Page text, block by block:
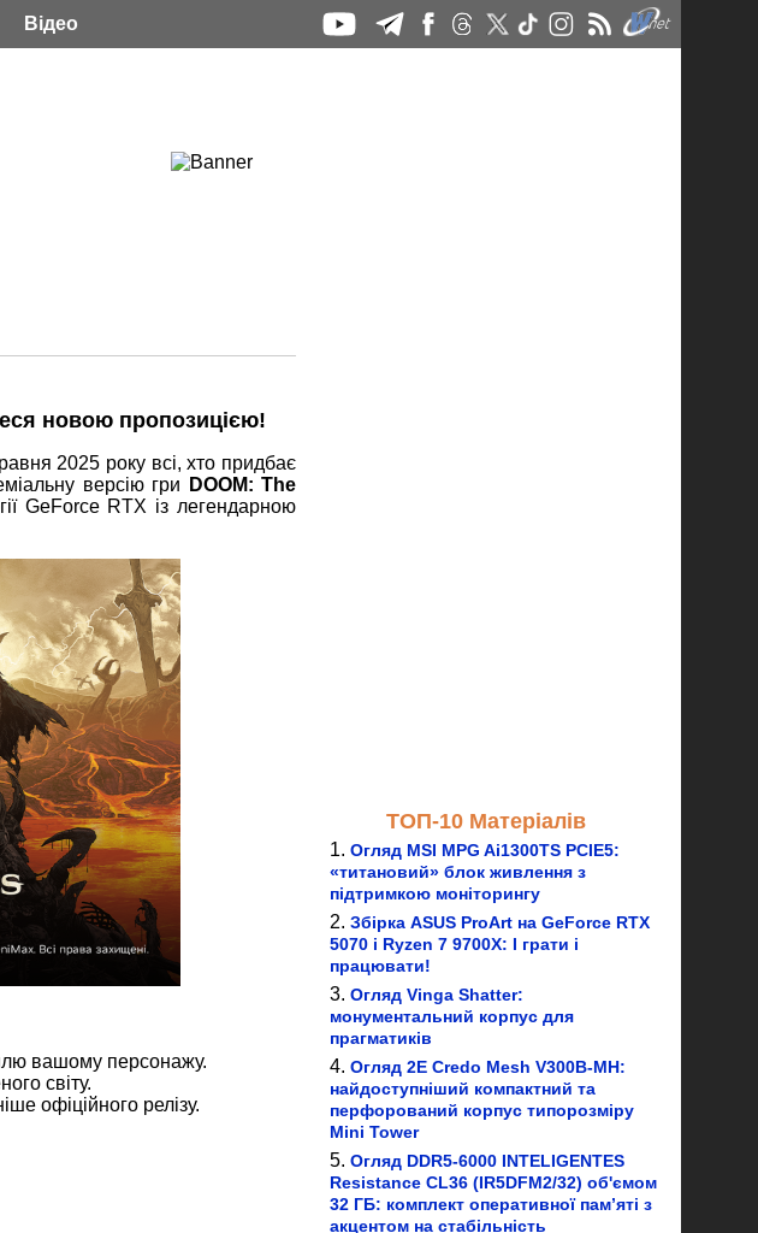
Відео
новою пропозицією!
2025 року всі, хто придбає
версію гри
DOOM: The
GeForce RTX із легендарною
вашому персонажу.
світу.
офіційного релізу.
ТОП-10 Матеріалів
Огляд MSI MPG Ai1300TS PCIE5:
«титановий» блок живлення з
підтримкою моніторингу
Збірка ASUS ProArt на GeForce RTX
5070 і Ryzen 7 9700X: І грати і
працювати!
Огляд Vinga Shatter:
монументальний корпус для
прагматиків
Огляд 2E Credo Mesh V300B-MH:
найдоступніший компактний та
перфорований корпус типорозміру
Mini Tower
Огляд DDR5-6000 INTELIGENTES
Resistance CL36 (IR5DFM2/32) об'ємом
32 ГБ: комплект оперативної пам’яті з
акцентом на стабільність